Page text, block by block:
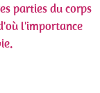
parties du corps
l'importance